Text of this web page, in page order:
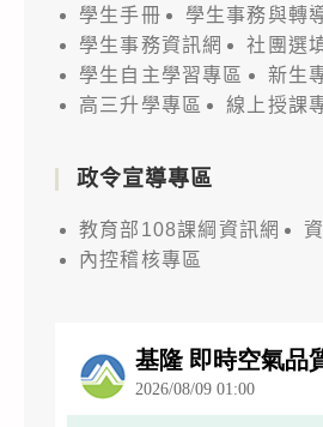
學生手冊
學生事務與轉
學生事務資訊網
社團選
學生自主學習專區
新生
高三升學專區
線上授課
政令宣導專區
教育部108課綱資訊網
內控稽核專區